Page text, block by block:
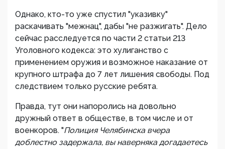
Однако, кто-то уже спустил "указивку"
раскачивать "межнац", дабы "не разжигать". Дело
сейчас расследуется по части 2 статьи 213
Уголовного кодекса: это хулиганство с
применением оружия и возможное наказание от
крупного штрафа до 7 лет лишения свободы. Под
следствием только русские ребята.
Правда, тут они напоролись на довольно
дружный ответ в обществе, в том числе и от
военкоров. "Полиция Челябинска вчера
доблестно задержала, вы наверняка догадаетесь